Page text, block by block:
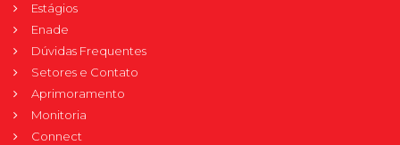
Estágios
Enade
Dúvidas Frequentes
Setores e Contato
Aprimoramento
Monitoria
Connect